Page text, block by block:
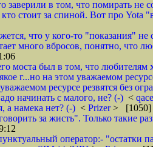
заверили в том, что помирать не
стоит за спиной. Вот про Yota
что у кого-то "показания" не
много вбросов, понятно, что
моста был в том, что любителям
г...но на этом уважаемом
ресурсе резвятся без
начинать с малого, не? (-) <
а намека нет? (-) < Prizer> [1050]
за жисть". Только такие
оператор:- "остатки